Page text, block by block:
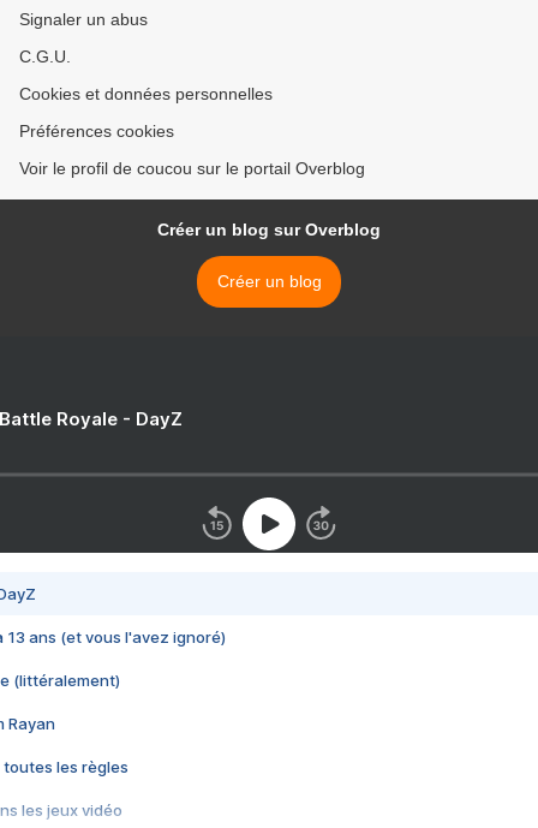
Signaler un abus
C.G.U.
Cookies et données personnelles
Préférences cookies
Voir le profil de coucou sur le portail Overblog
Créer un blog sur Overblog
Créer un blog
Royale - DayZ
13 ans (et vous l'avez ignoré)
(littéralement)
Rayan
toutes les règles
les jeux vidéo